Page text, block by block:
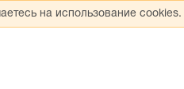
на использование cookies.